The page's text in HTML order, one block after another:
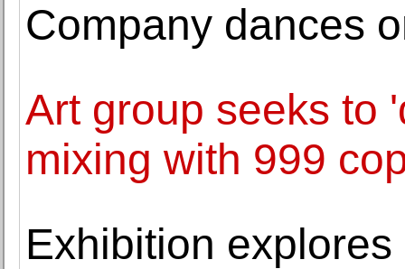
Company dances
Art group seeks to
mixing with 999
Exhibition